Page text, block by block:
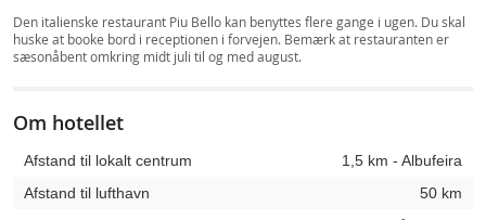
Den italienske restaurant Piu Bello kan benyttes flere gange i ugen. Du skal
huske at booke bord i receptionen i forvejen. Bemærk at restauranten er
sæsonåbent omkring midt juli til og med august.
Om hotellet
Afstand til lokalt centrum
1,5 km - Albufeira
Afstand til lufthavn
50 km